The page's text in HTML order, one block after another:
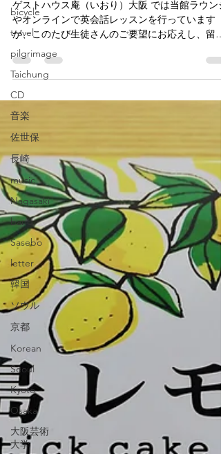
bicycle
travel
pilgrimage
Taichung
CD
音楽
佐世保
長崎
music
Nagasaki
band
Sasebo
letter
韓国
ソウル
京都
Korean
Seoul
Kyoto
Osaka
大阪芸術
大学
Consultation on study-abroad
ゲストハウス庵（いおり）大阪 では当館ラウンジ
やオンラインで英会話レッスンを行っています
が、このたび生徒さんのご要望にお応えし、留学
相談センターを開設しました！